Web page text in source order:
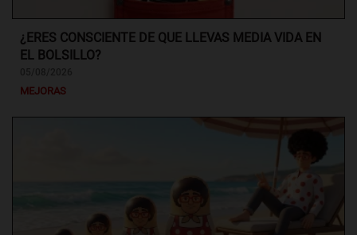
¿ERES CONSCIENTE DE QUE LLEVAS MEDIA VIDA EN
EL BOLSILLO?
MEJORAS